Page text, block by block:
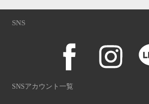
SNS
SNSアカウント一覧